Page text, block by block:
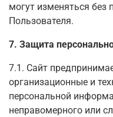
могут изменяться без
Пользователя.
7. Защита
7.1. Сайт
организационные и
персональной
неправомерного или